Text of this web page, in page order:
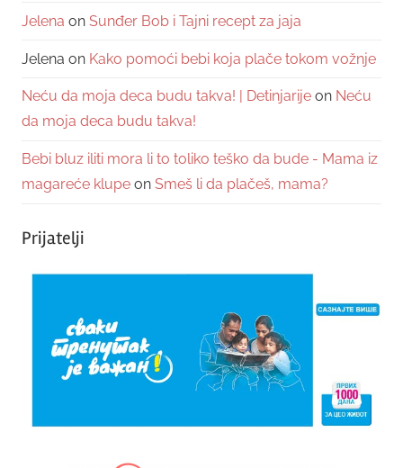
Jelena on Sunđer Bob i Tajni recept za jaja
Jelena on Kako pomoći bebi koja plače tokom vožnje
Neću da moja deca budu takva! | Detinjarije on Neću
da moja deca budu takva!
Bebi bluz iliti mora li to toliko teško da bude - Mama iz
magareće klupe on Smeš li da plačeš, mama?
Prijatelji